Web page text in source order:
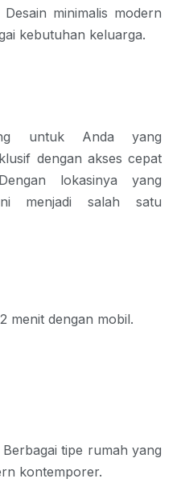
Desain minimalis modern
kebutuhan keluarga.
untuk Anda yang
dengan akses cepat
lokasinya yang
menjadi salah satu
menit dengan mobil.
Berbagai tipe rumah yang
kontemporer.